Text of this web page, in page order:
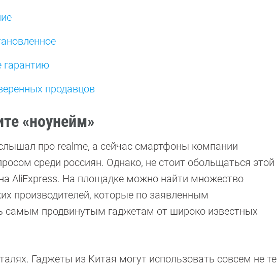
гарантию
продавцов
«ноунейм»
про realme, а сейчас смартфоны компании
среди россиян. Однако, не стоит обольщаться этой
AliExpress. На площадке можно найти множество
производителей, которые по заявленным
самым продвинутым гаджетам от широко известных
Гаджеты из Китая могут использовать совсем не те